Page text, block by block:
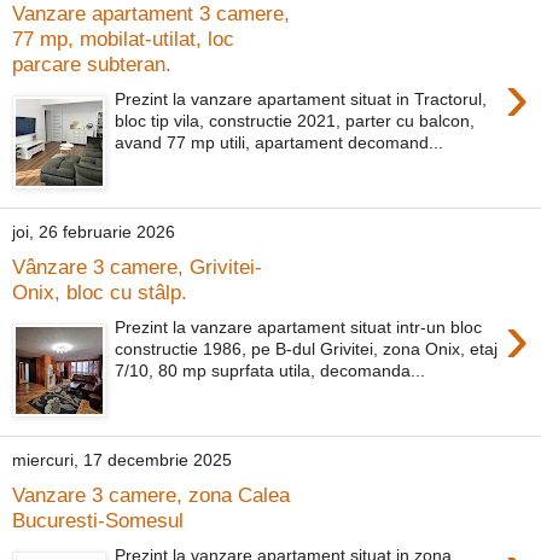
Vanzare apartament 3 camere,
77 mp, mobilat-utilat, loc
parcare subteran.
›
Prezint la vanzare apartament situat in Tractorul,
bloc tip vila, constructie 2021, parter cu balcon,
avand 77 mp utili, apartament decomand...
joi, 26 februarie 2026
Vânzare 3 camere, Grivitei-
Onix, bloc cu stâlp.
›
Prezint la vanzare apartament situat intr-un bloc
constructie 1986, pe B-dul Grivitei, zona Onix, etaj
7/10, 80 mp suprfata utila, decomanda...
miercuri, 17 decembrie 2025
Vanzare 3 camere, zona Calea
Bucuresti-Somesul
Prezint la vanzare apartament situat in zona